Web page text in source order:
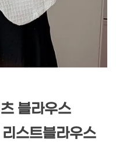
블라우스
스트블라우스